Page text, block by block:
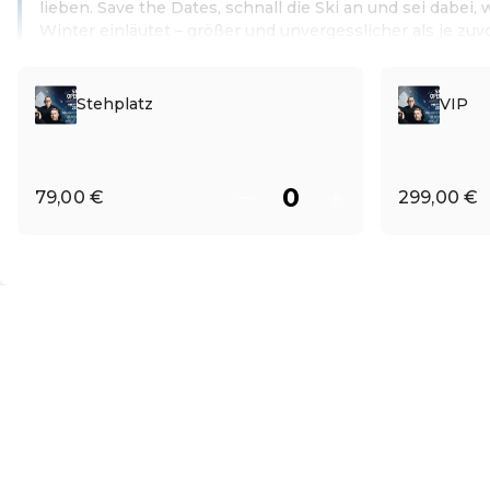
lieben. Save the Dates, schnall die Ski an und sei dabei,
Winter einläutet – größer und unvergesslicher als je
Stehplatz
79,00 €
VIP
299,00 €